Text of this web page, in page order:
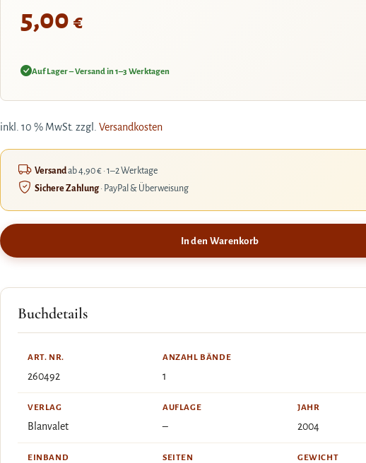
5,00 €
Auf Lager – Versand in 1–3 Werktagen
inkl. 10 % MwSt. zzgl. Versandkosten
Versandab 4,90 € · 1–2 Werktage
Sichere Zahlung· PayPal & Überweisung
In den Warenkorb
Buchdetails
ART. NR.
260492
ANZAHL BÄNDE
1
VERLAG
Blanvalet
AUFLAGE
–
JAHR
2004
EINBAND SEITEN GEWICHT